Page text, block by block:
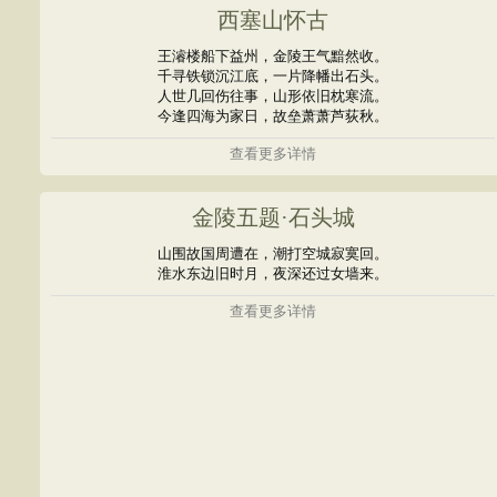
西塞山怀古
王濬楼船下益州，金陵王气黯然收。
千寻铁锁沉江底，一片降幡出石头。
人世几回伤往事，山形依旧枕寒流。
今逢四海为家日，故垒萧萧芦荻秋。
查看更多详情
金陵五题·石头城
山围故国周遭在，潮打空城寂寞回。
淮水东边旧时月，夜深还过女墙来。
查看更多详情